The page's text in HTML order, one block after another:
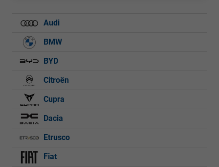
Audi
BMW
BYD
Citroën
Cupra
Dacia
Etrusco
Fiat